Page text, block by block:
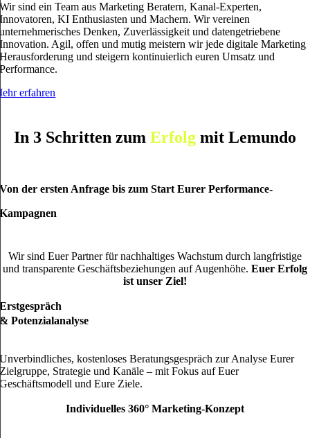
Wir sind ein Team aus MarketingBeratern, Kanal-Experten,
Innovatoren,KI Enthusiasten undMachern. Wir vereinen
unternehmerisches Denken, Zuverlässigkeit und datengetriebene
Innovation. Agil, offen und mutig meistern wir jede digitale Marketing
Herausforderung und steigern kontinuierlich euren Umsatz und
Performance.
erfahren
In 3 Schritten zum Erfolg mit Lemundo
Von der ersten Anfrage bis zum Start Eurer Performance-
Kampagnen
Wir sind Euer Partner für nachhaltiges Wachstum durch langfristige
und transparente Geschäftsbeziehungen auf Augenhöhe. Euer Erfolg
ist unser Ziel!
Erstgespräch
& Potenzialanalyse
Unverbindliches, kostenloses Beratungsgespräch zur Analyse Eurer
Zielgruppe, Strategie und Kanäle – mit Fokus auf Euer
Geschäftsmodell und Eure Ziele.
Individuelles 360° Marketing-Konzept